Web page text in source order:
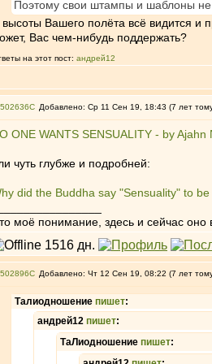
Поэтому свои штампы и шаблоны не
Вашего полёта всё видится и
Вас чем-нибудь поддержать?
на этот пост: андрей12
502636 Добавлено: Ср 11 Сен 19, 18:43 (7 лет
ONE WANTS SENSUALITY - by
чуть глубже и подробней:
did the Buddha say "Sensuality" to
моё понимание, здесь и сейчас оно
502896 Добавлено: Чт 12 Сен 19, 08:22 (7 лет
Талиодношение пишет:
андрей12 пишет:
ТаЛиодношение пишет: